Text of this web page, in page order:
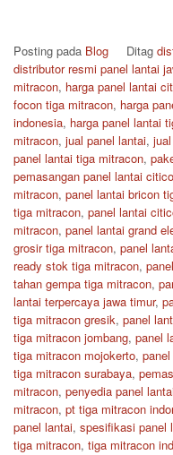
Posting pada Blog Ditag
distributor resmi panel lantai
mitracon, harga panel lantai
focon tiga mitracon, harga
indonesia, harga panel lantai
mitracon, jual panel lantai,
panel lantai tiga mitracon,
pemasangan panel lantai
mitracon, panel lantai bricon
tiga mitracon, panel lantai
mitracon, panel lantai grand
grosir tiga mitracon, panel
ready stok tiga mitracon,
tahan gempa tiga mitracon,
lantai terpercaya jawa timur,
tiga mitracon gresik, panel
tiga mitracon jombang, panel
tiga mitracon mojokerto,
tiga mitracon surabaya,
mitracon, penyedia panel
mitracon, pt tiga mitracon
panel lantai, spesifikasi panel
tiga mitracon, tiga mitracon